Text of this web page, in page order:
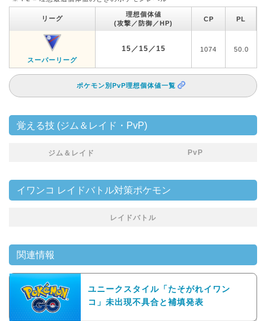
リーグ
理想個体値
(攻撃／防御／HP)
CP PL
スーパーリーグ
15／15／15 1074 50.0
ポケモン別PvP理想個体値一覧
覚える技 (ジム＆レイド・PvP)
ジム＆レイド PvP
イワンコ レイドバトル対策ポケモン
レイドバトル
関連情報
ユニークスタイル「たそがれイワン
コ」未出現不具合と補填発表